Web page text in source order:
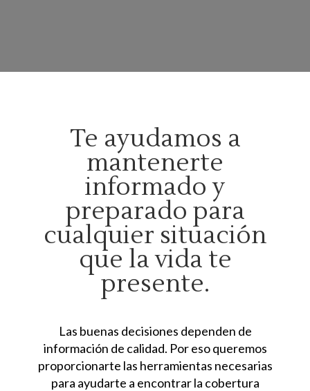
Te ayudamos a
mantenerte
informado y
preparado para
cualquier situación
que la vida te
presente.
Las buenas decisiones dependen de
información de calidad. Por eso queremos
proporcionarte las herramientas necesarias
para ayudarte a encontrar la cobertura